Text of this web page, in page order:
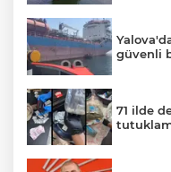
güvenli
71 ilde